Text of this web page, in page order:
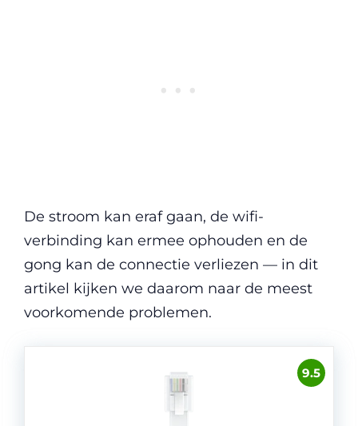
De stroom kan eraf gaan, de wifi-
verbinding kan ermee ophouden en de
gong kan de connectie verliezen — in dit
artikel kijken we daarom naar de meest
voorkomende problemen.
9.5